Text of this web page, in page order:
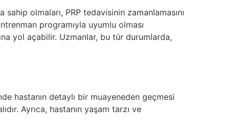
olmaları, PRP tedavisinin zamanlamasını
programıyla uyumlu olması
yol açabilir. Uzmanlar, bu tür durumlarda,
hastanın detaylı bir muayeneden geçmesi
Ayrıca, hastanın yaşam tarzı ve